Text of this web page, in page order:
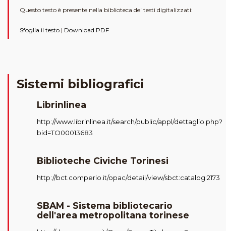
Questo testo è presente nella biblioteca dei testi digitalizzati:
Sfoglia il testo | Download PDF
Sistemi bibliografici
Librinlinea
http://www.librinlinea.it/search/public/appl/dettaglio.php?
bid=TO00013683
Biblioteche Civiche Torinesi
http://bct.comperio.it/opac/detail/view/sbct:catalog:2173
SBAM - Sistema bibliotecario
dell'area metropolitana torinese